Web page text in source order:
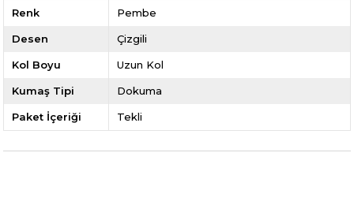
Renk Pembe
Desen Çizgili
Kol Boyu Uzun Kol
Kumaş Tipi Dokuma
Paket İçeriği Tekli